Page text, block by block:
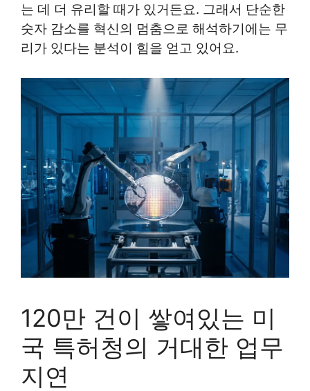
는 데 더 유리할 때가 있거든요. 그래서 단순한
숫자 감소를 혁신의 멈춤으로 해석하기에는 무
리가 있다는 분석이 힘을 얻고 있어요.
120만 건이 쌓여있는 미
국 특허청의 거대한 업무
지연